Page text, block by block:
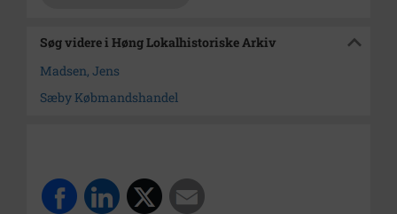
Søg videre i Høng Lokalhistoriske Arkiv
Madsen, Jens
Sæby Købmandshandel